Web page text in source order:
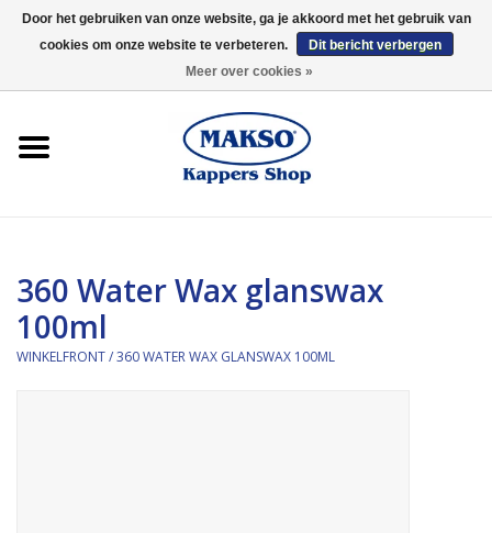
0 Artikelen - €0,00
Kaaral
360
360 Water Wax glanswax
100ml
WINKELFRONT/360 WATER WAX GLANSWAX 100ML
Door het gebruiken van onze website, ga je akkoord met het gebruik van
cookies om onze website te verbeteren.
Dit bericht verbergen
Meer over cookies »